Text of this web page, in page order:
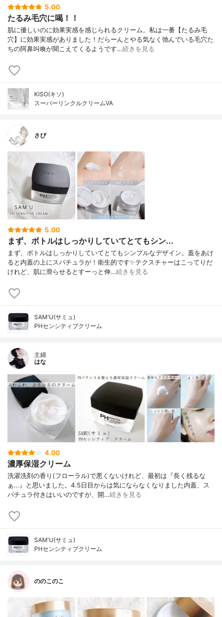
5.00
たるみ毛穴に喝！！
肌に優しいのに効果実感を感じられるクリーム。私は一番【たるみ毛
穴】に効果実感がありました！だらーんとやる気なく弛んでいる毛穴た
ちの阿鼻叫喚が聞こえてくるようです…続きを見る
KISO(キソ)
スーパーリンクルクリームVA
さび
5.00
まず、ボトルはしっかりしていてとてもシン...
まず、ボトルはしっかりしていてとてもシンプルなデザイン。蓋をあけ
ると内蓋の上にスパチュラが！衛生的です✨テクスチャーはこってりだ
けれど、肌に滑らせるとすーっと伸…続きを見る
SAM'U(サミュ)
PHセンシティブクリーム
主婦
はな
4.00
濃厚保湿クリーム
洗濯洗剤の香り(フローラル)で悪くないけれど、最初は『長く残るな
ぁ…』と思いました。4.5日目からは気にならなくなりました内蓋、ス
パチュラ付きはいいのですが、開…続きを見る
SAM'U(サミュ)
PHセンシティブクリーム
ののこのこ